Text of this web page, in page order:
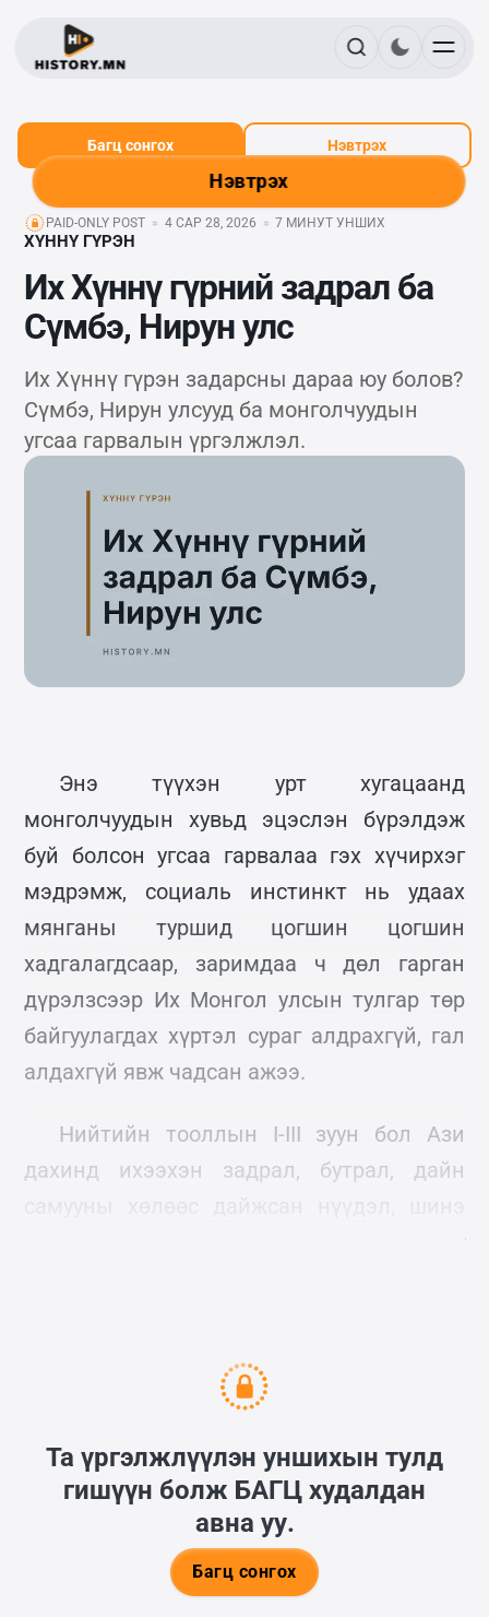
Нэвтрэх
Багц сонгох Нэвтрэх
PAID-ONLY POST 4 САР 28, 2026 7 МИНУТ УНШИХ
ХҮННҮ ГҮРЭН
Их Хүннү гүрний задрал ба
Сүмбэ, Нирун улс
Их Хүннү гүрэн задарсны дараа юу болов?
Сүмбэ, Нирун улсууд ба монголчуудын
угсаа гарвалын үргэлжлэл.
Энэ түүхэн урт хугацаанд
монголчуудын хувьд эцэслэн бүрэлдэж
буй болсон угсаа гарвалаа гэх хүчирхэг
мэдрэмж, социаль инстинкт нь удаах
мянганы туршид цогшин цогшин
хадгалагдсаар, заримдаа ч дөл гарган
дүрэлзсээр Их Монгол улсын тулгар төр
байгуулагдах хүртэл сураг алдрахгүй, гал
алдахгүй явж чадсан ажээ.
Нийтийн тооллын I-III зуун бол Ази
дахинд ихээхэн задрал, бутрал, дайн
Та үргэлжлүүлэн уншихын тулд
гишүүн болж БАГЦ худалдан
авна уу.
Багц сонгох